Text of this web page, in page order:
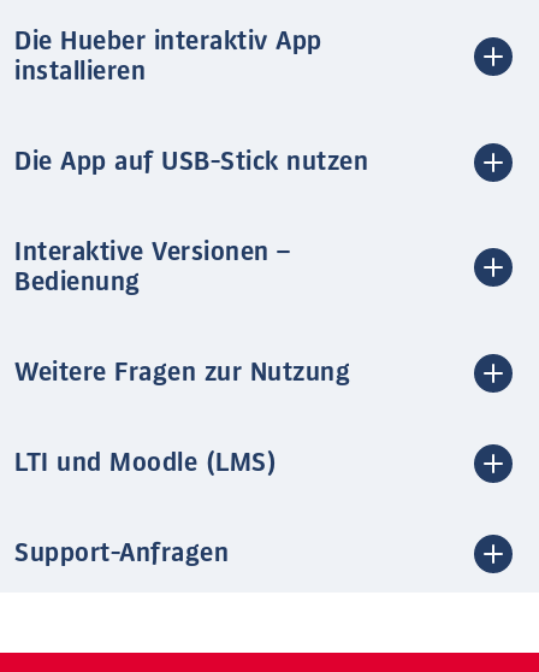
Die Hueber interaktiv App
installieren
Die App auf USB-Stick nutzen
Interaktive Versionen –
Bedienung
Weitere Fragen zur Nutzung
LTI und Moodle (LMS)
Support-Anfragen